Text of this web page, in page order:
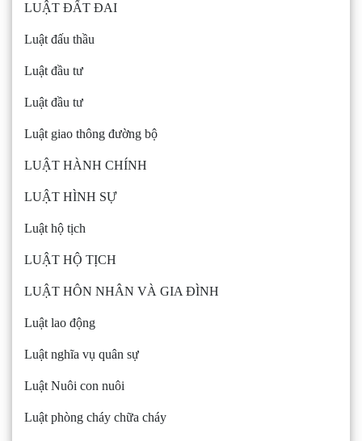
LUẬT ĐẤT ĐAI
Luật đấu thầu
Luật đầu tư
Luật đầu tư
Luật giao thông đường bộ
LUẬT HÀNH CHÍNH
LUẬT HÌNH SỰ
Luật hộ tịch
LUẬT HỘ TỊCH
LUẬT HÔN NHÂN VÀ GIA ĐÌNH
Luật lao động
Luật nghĩa vụ quân sự
Luật Nuôi con nuôi
Luật phòng cháy chữa cháy